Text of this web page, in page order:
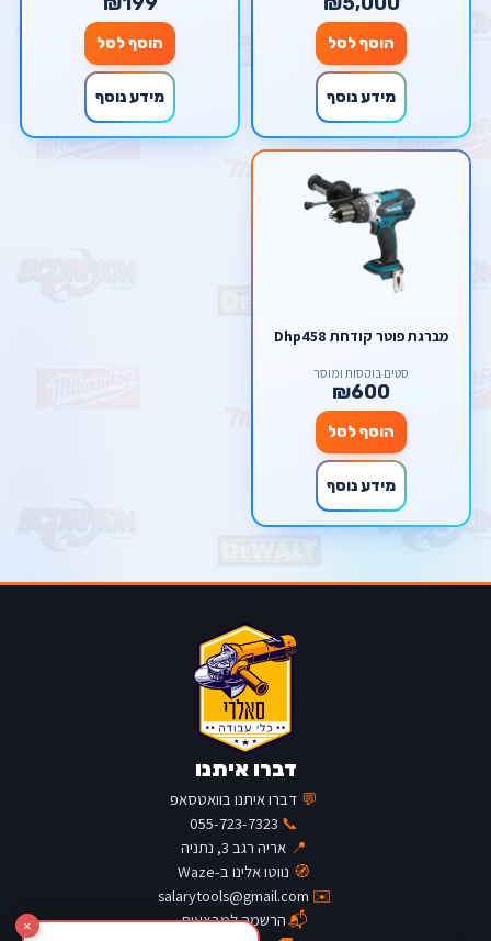
הוסף לסל
מידע נוסף
הוסף לסל
מידע נוסף
מברגת פוטר קודחת Dhp458
סטים בוקסות ומוסך
₪600
הוסף לסל
מידע נוסף
דברו איתנו
💬 דברו איתנו בוואטסאפ
📞
055-723-7323
📍 אריה רגב 3, נתניה
🧭 נווטו אלינו ב-Waze
✉️
salarytools@gmail.com
📬הרשמה למבצעים
×